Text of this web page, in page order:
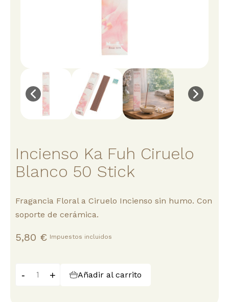
Incienso Ka Fuh Ciruelo
Blanco 50 Stick
Fragancia Floral a Ciruelo Incienso sin humo. Con
soporte de cerámica.
5,80 € Impuestos incluidos
- + Añadir al carrito